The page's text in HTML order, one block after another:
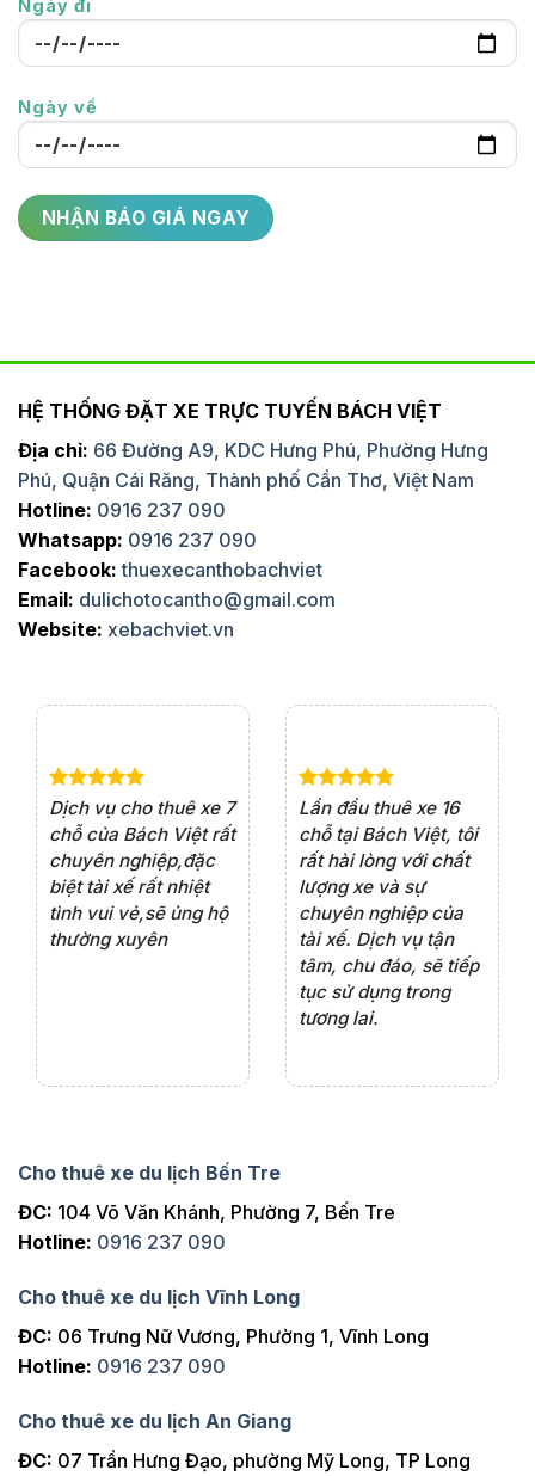
Ngày đi
Ngày về
HỆ THỐNG ĐẶT XE TRỰC TUYẾN BÁCH VIỆT
Địa chỉ: 66 Đường A9, KDC Hưng Phú, Phường Hưng
Phú, Quận Cái Răng, Thành phố Cần Thơ, Việt Nam
Hotline: 0916 237 090
Whatsapp: 0916 237 090
Facebook: thuexecanthobachviet
Email: dulichotocantho@gmail.com
Website: xebachviet.vn
Dịch vụ cho thuê xe 7
chỗ của Bách Việt rất
chuyên nghiệp,đặc
biệt tài xế rất nhiệt
tình vui vẻ,sẽ ủng hộ
thường xuyên
Lần đầu thuê xe 16
chỗ tại Bách Việt, tôi
rất hài lòng với chất
lượng xe và sự
chuyên nghiệp của
tài xế. Dịch vụ tận
tâm, chu đáo, sẽ tiếp
tục sử dụng trong
tương lai.
Cho thuê xe du lịch Bến Tre
ĐC: 104 Võ Văn Khánh, Phường 7, Bến Tre
Hotline: 0916 237 090
Cho thuê xe du lịch Vĩnh Long
ĐC: 06 Trưng Nữ Vương, Phường 1, Vĩnh Long
Hotline: 0916 237 090
Cho thuê xe du lịch An Giang
ĐC: 07 Trần Hưng Đạo, phường Mỹ Long, TP Long